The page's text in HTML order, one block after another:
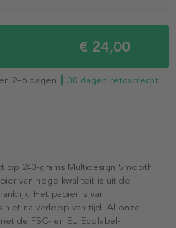
€ 24,00
2–6 dagen ┃ 30 dagen retourrecht
op 240-grams Multidesign Smooth
van hoge kwaliteit is uit de
Het papier is van
niet na verloop van tijd. Al onze
de FSC- en EU Ecolabel-